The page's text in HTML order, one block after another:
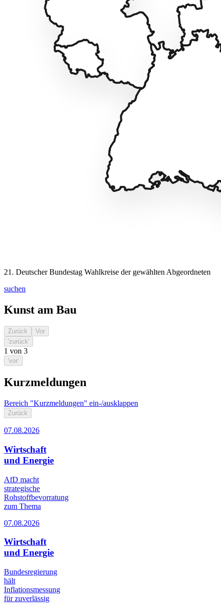
21. Deutscher Bundestag Wahlkreise der gewählten Abgeordneten
suchen
Kunst am Bau
Zurück
Vor
'zurück'
1 von 3
'vor'
Kurzmeldungen
Bereich "Kurzmeldungen" ein-/ausklappen
Zurück
07.08.2026
Wirtschaft
und Energie
AfD macht
strategische
Rohstoffbevorratung
zum Thema
07.08.2026
Wirtschaft
und Energie
Bundesregierung
hält
Inflationsmessung
für zuverlässig